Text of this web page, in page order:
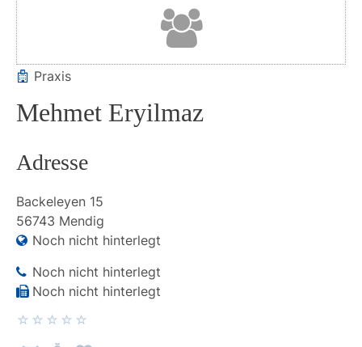
Praxis
Mehmet Eryilmaz
Adresse
Backeleyen 15
56743 Mendig
Noch nicht hinterlegt
Noch nicht hinterlegt
Noch nicht hinterlegt